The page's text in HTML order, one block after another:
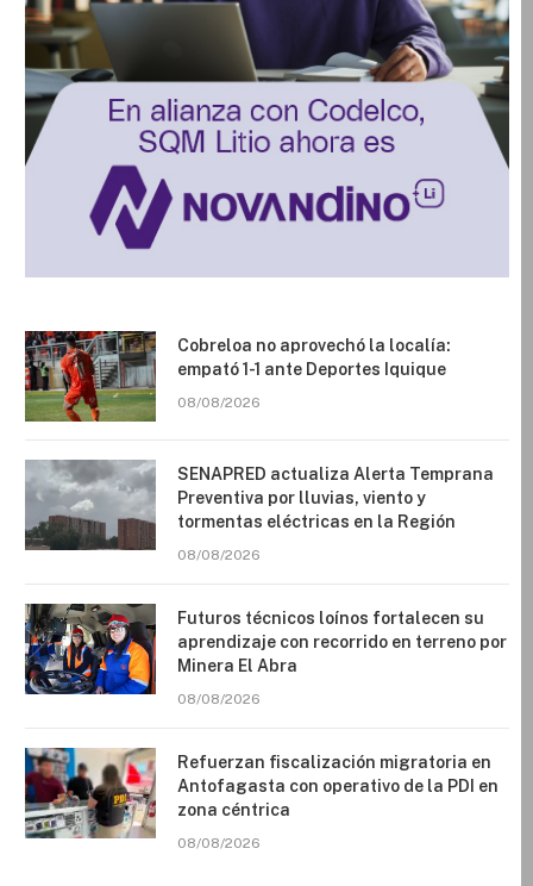
Cobreloa no aprovechó la localía:
empató 1-1 ante Deportes Iquique
08/08/2026
SENAPRED actualiza Alerta Temprana
Preventiva por lluvias, viento y
tormentas eléctricas en la Región
08/08/2026
Futuros técnicos loínos fortalecen su
aprendizaje con recorrido en terreno por
Minera El Abra
08/08/2026
Refuerzan fiscalización migratoria en
Antofagasta con operativo de la PDI en
zona céntrica
08/08/2026